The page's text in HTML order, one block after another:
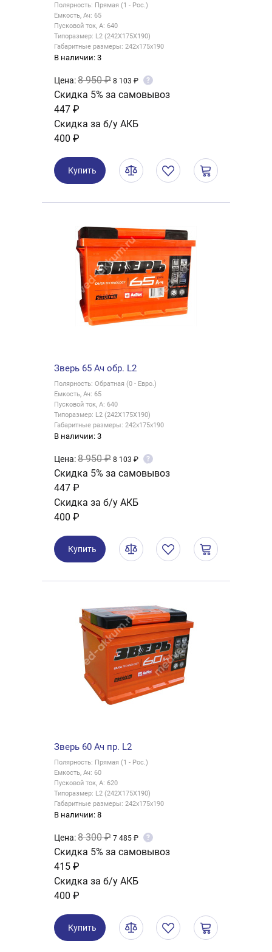
Полярность: Прямая (1 - Рос.)
Емкость, Ач: 65
Пусковой ток, А: 640
Типоразмер: L2 (242X175X190)
Габаритные размеры: 242x175x190
В наличии: 3
Цена:8 950 ₽ 8 103 ₽ ?
Скидка 5% за самовывоз
447 ₽
Скидка за б/у АКБ
400 ₽
Купить
Зверь 65 Ач обр. L2
Полярность: Обратная (0 - Евро.)
Емкость, Ач: 65
Пусковой ток, А: 640
Типоразмер: L2 (242X175X190)
Габаритные размеры: 242x175x190
В наличии: 3
Цена:8 950 ₽ 8 103 ₽ ?
Скидка 5% за самовывоз
447 ₽
Скидка за б/у АКБ
400 ₽
Купить
Зверь 60 Ач пр. L2
Полярность: Прямая (1 - Рос.)
Емкость, Ач: 60
Пусковой ток, А: 620
Типоразмер: L2 (242X175X190)
Габаритные размеры: 242x175x190
В наличии: 8
Цена:8 300 ₽ 7 485 ₽ ?
Скидка 5% за самовывоз
415 ₽
Скидка за б/у АКБ
400 ₽
Купить